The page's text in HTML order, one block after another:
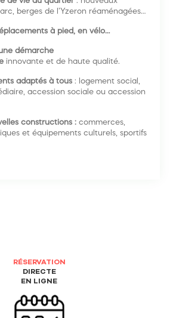
berges de l’Yzeron réaménagées…
à pied, en vélo…
démarche
innovante et de haute qualité.
adaptés à tous : logement social,
accession sociale ou accession
constructions : commerces,
et équipements culturels, sportifs
RÉSERVATION
DIRECTE
EN LIGNE